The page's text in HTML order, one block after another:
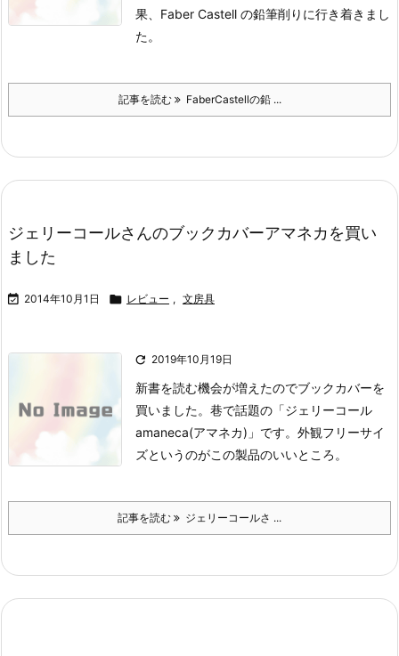
果、Faber Castell の鉛筆削りに行き着きまし
た。
記事を読む FaberCastellの鉛 ...
ジェリーコールさんのブックカバーアマネカを買い
ました
 2014年10月1日  レビュー , 文房具
 2019年10月19日
新書を読む機会が増えたのでブックカバーを
買いました。 巷で話題の「ジェリーコール
amaneca(アマネカ)」です。 外観フリーサイ
ズというのがこの製品のいいところ。
記事を読む ジェリーコールさ ...